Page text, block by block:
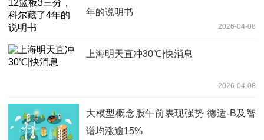
年的说明书
2026-04-08
上海明天直冲30℃|快消息
2026-04-08
大模型概念股午前表现强势 德适-B及智
谱均涨逾15%